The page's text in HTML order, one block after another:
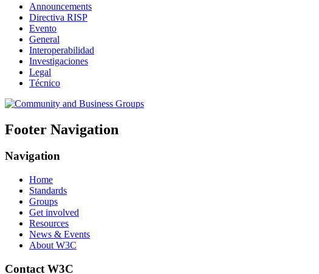
Announcements
Directiva RISP
Evento
General
Interoperabilidad
Investigaciones
Legal
Técnico
Footer Navigation
Navigation
Home
Standards
Groups
Get involved
Resources
News & Events
About W3C
Contact W3C